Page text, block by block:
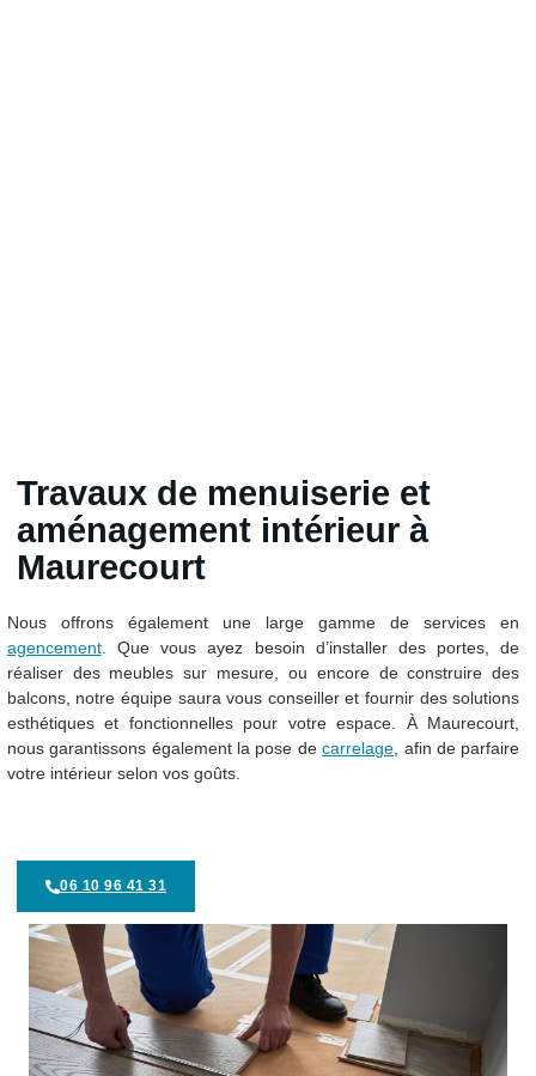
Travaux de menuiserie et
aménagement intérieur à
Maurecourt
Nous offrons également une large gamme de services en
agencement. Que vous ayez besoin d’installer des portes, de
réaliser des meubles sur mesure, ou encore de construire des
balcons, notre équipe saura vous conseiller et fournir des solutions
esthétiques et fonctionnelles pour votre espace. À Maurecourt,
nous garantissons également la pose decarrelage, afin de parfaire
votre intérieur selon vos goûts.
06 10 96 41 31